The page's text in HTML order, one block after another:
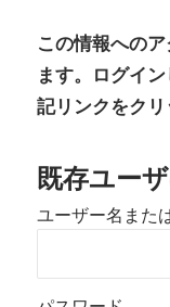
この情報への
ます。ログイ
記リンクをクリ
既存ユー
ユーザー名また